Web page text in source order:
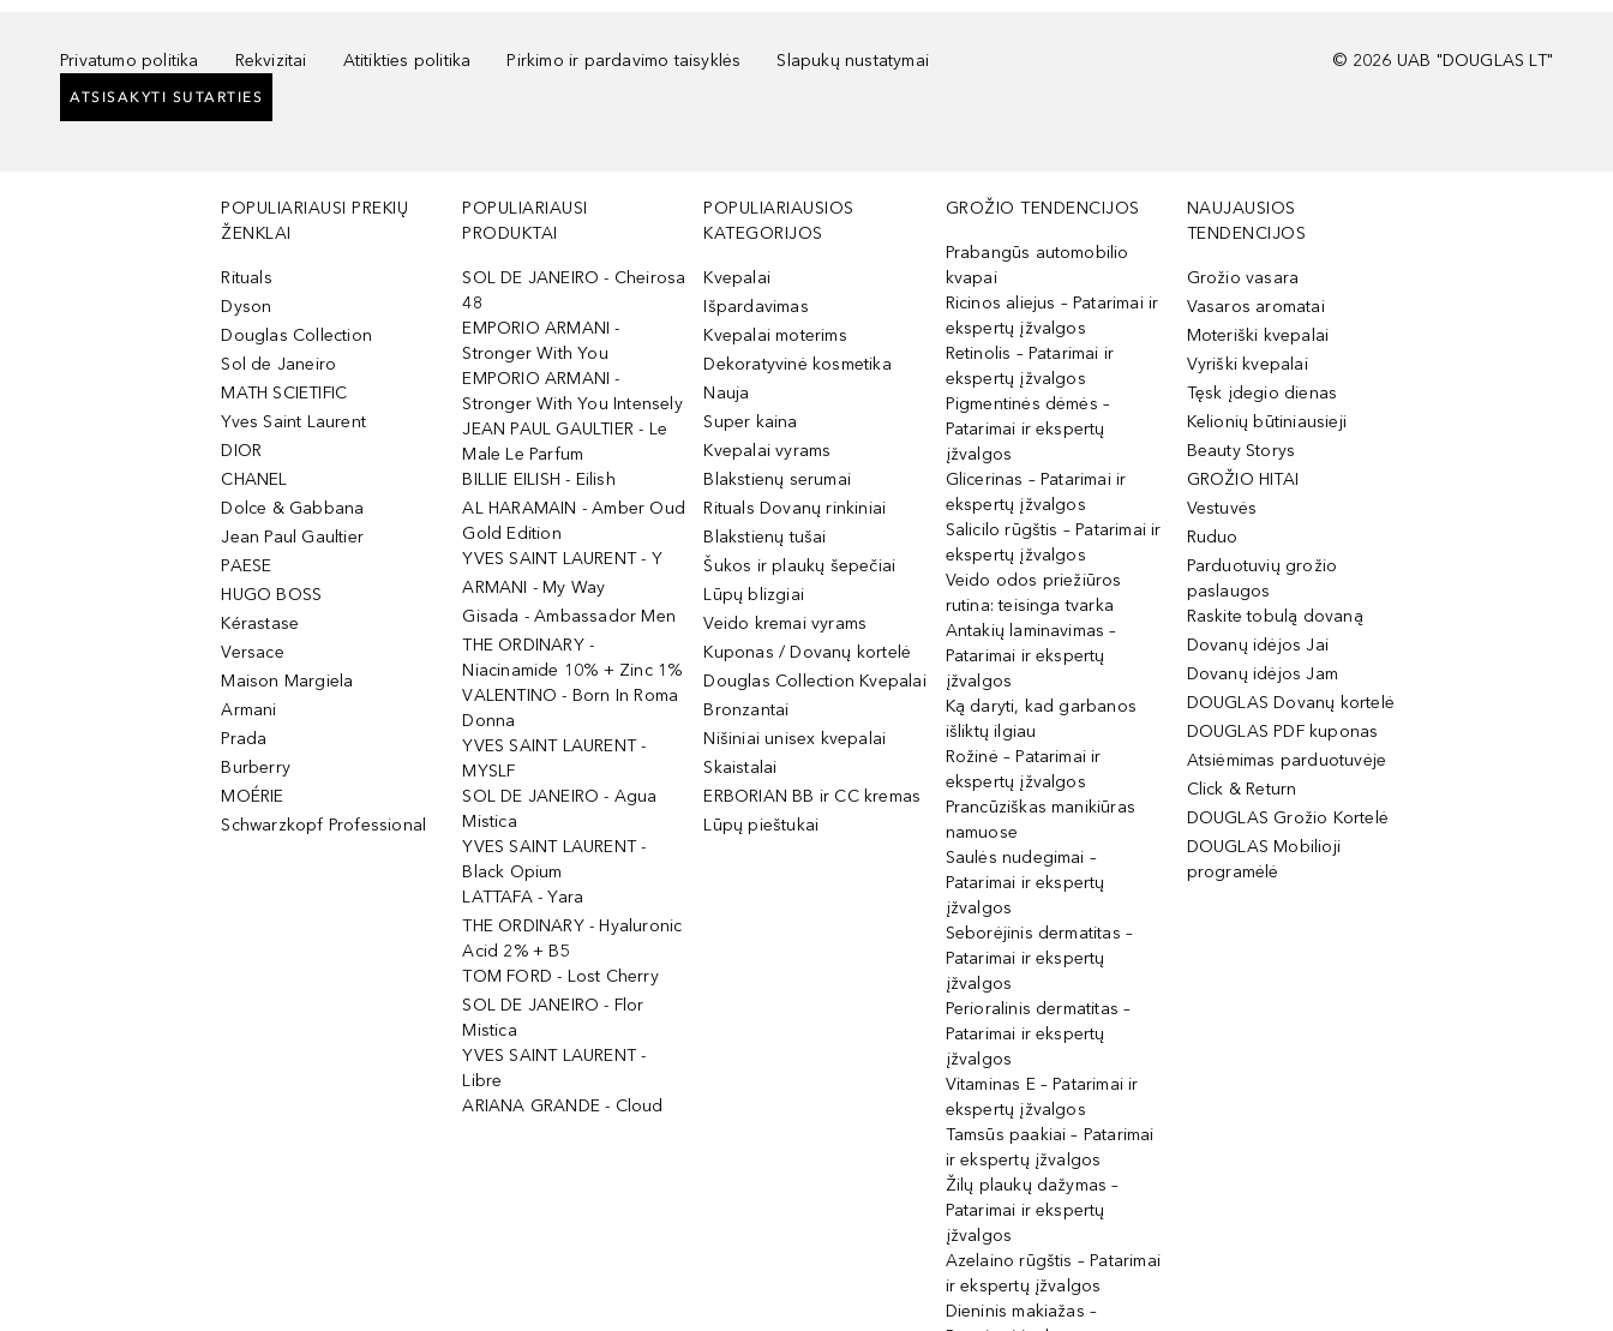
Privatumo politika Rekvizitai Atitikties politika Pirkimo ir pardavimo taisyklės Slapukų nustatymai
ATSISAKYTI SUTARTIES
© 2026 UAB "DOUGLAS LT"
POPULIARIAUSI PREKIŲ
ŽENKLAI
Rituals
Dyson
Douglas Collection
Sol de Janeiro
MATH SCIETIFIC
Yves Saint Laurent
DIOR
CHANEL
Dolce & Gabbana
Jean Paul Gaultier
PAESE
HUGO BOSS
Kérastase
Versace
Maison Margiela
Armani
Prada
Burberry
MOÉRIE
Schwarzkopf Professional
POPULIARIAUSI
PRODUKTAI
SOL DE JANEIRO - Cheirosa
48
EMPORIO ARMANI -
Stronger With You
EMPORIO ARMANI -
Stronger With You Intensely
JEAN PAUL GAULTIER - Le
Male Le Parfum
BILLIE EILISH - Eilish
AL HARAMAIN - Amber Oud
Gold Edition
YVES SAINT LAURENT - Y
ARMANI - My Way
Gisada - Ambassador Men
THE ORDINARY -
Niacinamide 10% + Zinc 1%
VALENTINO - Born In Roma
Donna
YVES SAINT LAURENT -
MYSLF
SOL DE JANEIRO - Agua
Mistica
YVES SAINT LAURENT -
Black Opium
LATTAFA - Yara
THE ORDINARY - Hyaluronic
Acid 2% + B5
TOM FORD - Lost Cherry
SOL DE JANEIRO - Flor
Mistica
YVES SAINT LAURENT -
Libre
ARIANA GRANDE - Cloud
POPULIARIAUSIOS
KATEGORIJOS
Kvepalai
Išpardavimas
Kvepalai moterims
Dekoratyvinė kosmetika
Nauja
Super kaina
Kvepalai vyrams
Blakstienų serumai
Rituals Dovanų rinkiniai
Blakstienų tušai
Šukos ir plaukų šepečiai
Lūpų blizgiai
Veido kremai vyrams
Kuponas / Dovanų kortelė
Douglas Collection Kvepalai
Bronzantai
Nišiniai unisex kvepalai
Skaistalai
ERBORIAN BB ir CC kremas
Lūpų pieštukai
GROŽIO TENDENCIJOS
Prabangūs automobilio
kvapai
Ricinos aliejus – Patarimai ir
ekspertų įžvalgos
Retinolis – Patarimai ir
ekspertų įžvalgos
Pigmentinės dėmės –
Patarimai ir ekspertų
įžvalgos
Glicerinas – Patarimai ir
ekspertų įžvalgos
Salicilo rūgštis – Patarimai ir
ekspertų įžvalgos
Veido odos priežiūros
rutina: teisinga tvarka
Antakių laminavimas –
Patarimai ir ekspertų
įžvalgos
Ką daryti, kad garbanos
išliktų ilgiau
Rožinė – Patarimai ir
ekspertų įžvalgos
Prancūziškas manikiūras
namuose
Saulės nudegimai –
Patarimai ir ekspertų
įžvalgos
Seborėjinis dermatitas –
Patarimai ir ekspertų
įžvalgos
Perioralinis dermatitas –
Patarimai ir ekspertų
įžvalgos
Vitaminas E – Patarimai ir
ekspertų įžvalgos
Tamsūs paakiai – Patarimai
ir ekspertų įžvalgos
Žilų plaukų dažymas –
Patarimai ir ekspertų
įžvalgos
Azelaino rūgštis – Patarimai
ir ekspertų įžvalgos
Dieninis makiažas –
NAUJAUSIOS
TENDENCIJOS
Grožio vasara
Vasaros aromatai
Moteriški kvepalai
Vyriški kvepalai
Tęsk įdegio dienas
Kelionių būtiniausieji
Beauty Storys
GROŽIO HITAI
Vestuvės
Ruduo
Parduotuvių grožio
paslaugos
Raskite tobulą dovaną
Dovanų idėjos Jai
Dovanų idėjos Jam
DOUGLAS Dovanų kortelė
DOUGLAS PDF kuponas
Atsiėmimas parduotuvėje
Click & Return
DOUGLAS Grožio Kortelė
DOUGLAS Mobilioji
programėlė